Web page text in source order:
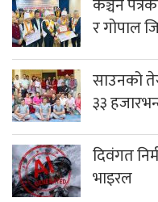
कञ्चन
र गोपाल
साउनको
३३
दिवंगत
भाइरल